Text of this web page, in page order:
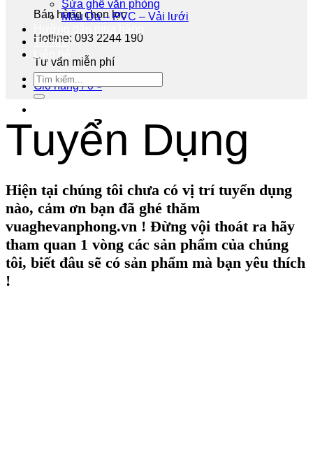
Bán hàng chọn lọc
Hotline: 093 2244 190
Tư vấn miễn phí
Giỏ hàng /0₫
Sửa ghế văn phòng
Mẫu Da – PVC – Vải lưới
Tin tức
Liên hệ
Tuyển Dụng
Hiện tại chúng tôi chưa có vị trí tuyển dụng
nào, cảm ơn bạn đã ghé thăm
vuaghevanphong.vn ! Đừng vội thoát ra hãy
tham quan 1 vòng các sản phẩm của chúng
tôi, biết đâu sẽ có sản phẩm mà bạn yêu thích
!